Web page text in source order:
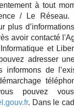
à tout
/ Le
plus
avoir contacté
et
adresser
informons de
pouvez
. Dans le